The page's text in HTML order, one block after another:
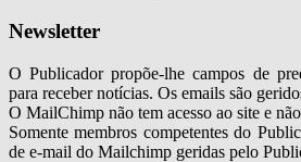
Newsletter
O Publicador propõe-lhe campos de
para receber notícias. Os emails são
O MailChimp não tem acesso ao site e
Somente membros competentes do
de e-mail do Mailchimp geridas pelo